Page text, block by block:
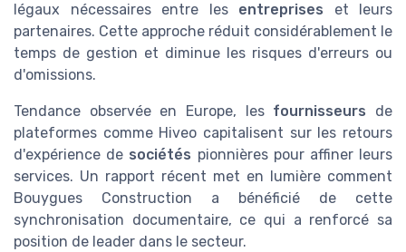
légaux nécessaires entre les entreprises et leurs
partenaires. Cette approche réduit considérablement le
temps de gestion et diminue les risques d'erreurs ou
d'omissions.
Tendance observée en Europe, les fournisseurs de
plateformes comme Hiveo capitalisent sur les retours
d'expérience de sociétés pionnières pour affiner leurs
services. Un rapport récent met en lumière comment
Bouygues Construction a bénéficié de cette
synchronisation documentaire, ce qui a renforcé sa
position de leader dans le secteur.